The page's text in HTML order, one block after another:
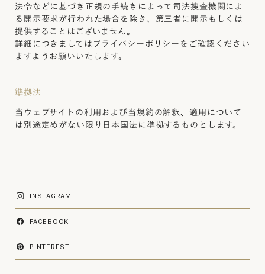
法令などに基づき正規の手続きによって司法捜査機関によ
る開示要求が行われた場合を除き、第三者に開示もしくは
提供することはございません。
詳細につきましてはプライバシーポリシーをご確認ください
ますようお願いいたします。
準拠法
当ウェブサイトの利用および当規約の解釈、適用について
は別途定めがない限り日本国法に準拠するものとします。
INSTAGRAM
FACEBOOK
PINTEREST